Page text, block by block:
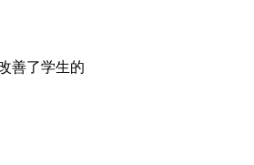
善了学生的